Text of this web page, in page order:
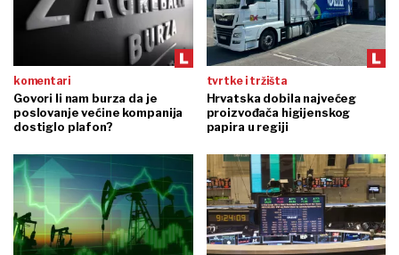
komentari
Govori li nam burza da je
poslovanje većine kompanija
dostiglo plafon?
tvrtke i tržišta
Hrvatska dobila najvećeg
proizvođača higijenskog
papira u regiji